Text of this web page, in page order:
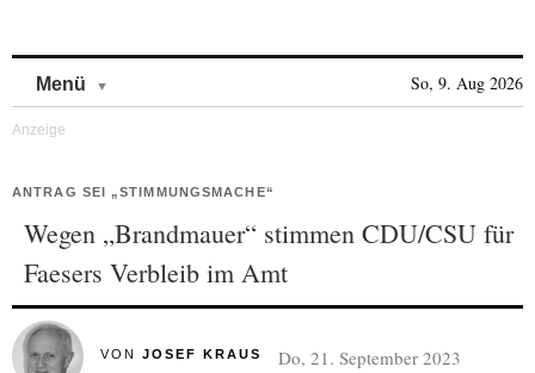
Menü So, 9. Aug 2026
ANTRAG SEI „STIMMUNGSMACHE“
Wegen „Brandmauer“ stimmen CDU/CSU für
Faesers Verbleib im Amt
VON JOSEF KRAUS Do, 21. September 2023